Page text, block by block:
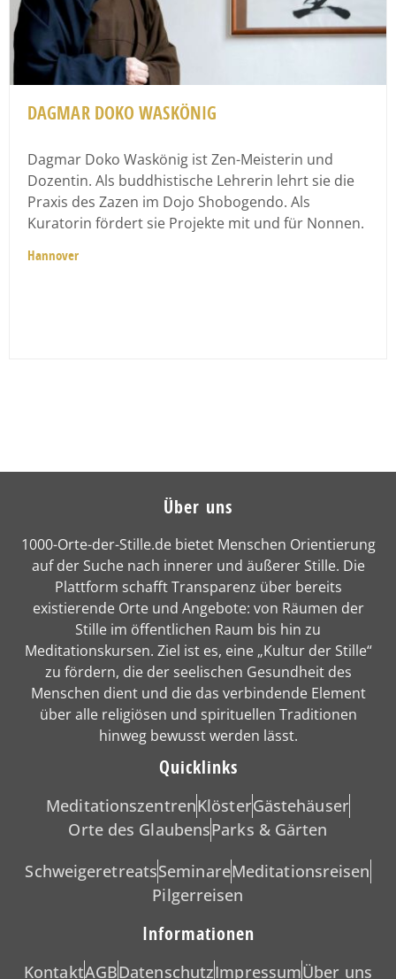
DAGMAR DOKO WASKÖNIG
Dagmar Doko Waskönig ist Zen-Meisterin und
Dozentin. Als buddhistische Lehrerin lehrt sie die
Praxis des Zazen im Dojo Shobogendo. Als
Kuratorin fördert sie Projekte mit und für Nonnen.
Hannover
Über uns
1000-Orte-der-Stille.de bietet Menschen Orientierung
auf der Suche nach innerer und äußerer Stille. Die
Plattform schafft Transparenz über bereits
existierende Orte und Angebote: von Räumen der
Stille im öffentlichen Raum bis hin zu
Meditationskursen. Ziel ist es, eine „Kultur der Stille“
zu fördern, die der seelischen Gesundheit des
Menschen dient und die das verbindende Element
über alle religiösen und spirituellen Traditionen
hinweg bewusst werden lässt.
Quicklinks
MeditationszentrenKlösterGästehäuser
Orte des GlaubensParks & Gärten
SchweigeretreatsSeminareMeditationsreisen
Pilgerreisen
Informationen
KontaktAGBDatenschutzImpressumÜber uns